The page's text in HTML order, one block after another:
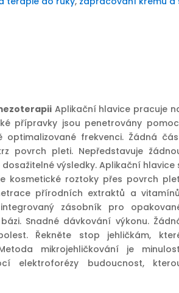
Aplikační hlavice pracuje
přípravky jsou penetrovány
frekvenci. Žádná
povrch pleti. Nepředstavuje
výsledky. Aplikační hlavice
kosmetické roztoky přes povrch
přírodních extraktů a
zásobník pro
Snadné dávkování výkonu.
Řekněte stop jehličkám,
mikrojehličkování je
elektroforézy budoucnost,